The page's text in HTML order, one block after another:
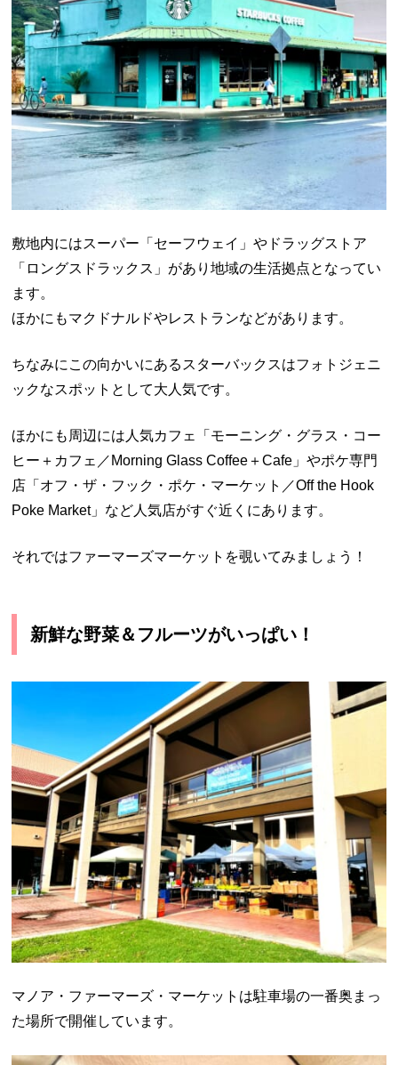
敷地内にはスーパー「セーフウェイ」やドラッグストア
「ロングスドラックス」があり地域の生活拠点となってい
ます。
ほかにもマクドナルドやレストランなどがあります。
ちなみにこの向かいにあるスターバックスはフォトジェニ
ックなスポットとして大人気です。
ほかにも周辺には人気カフェ「モーニング・グラス・コー
ヒー＋カフェ／Morning Glass Coffee＋Cafe」やポケ専門
店「オフ・ザ・フック・ポケ・マーケット／Off the Hook
Poke Market」など人気店がすぐ近くにあります。
それではファーマーズマーケットを覗いてみましょう！
新鮮な野菜＆フルーツがいっぱい！
マノア・ファーマーズ・マーケットは駐車場の一番奥まっ
た場所で開催しています。